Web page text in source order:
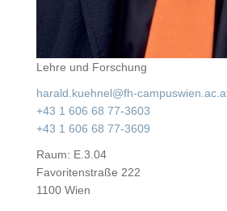
Lehre und Forschung
harald.kuehnel@fh-
+43 1 606 68 77-3603
+43 1 606 68 77-3609
Raum: E.3.04
Favoritenstraße 222
1100 Wien